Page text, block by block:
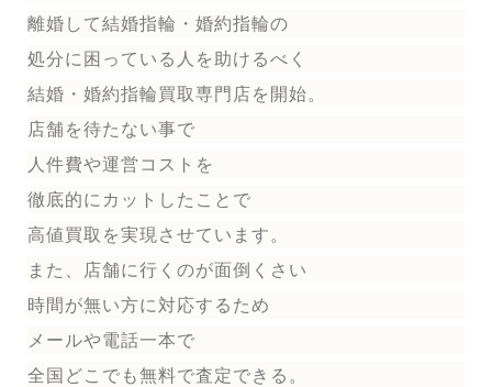
離婚して結婚指輪・婚約指輪の
処分に困っている人を助けるべく
結婚・婚約指輪買取専門店を開始。
店舗を待たない事で
人件費や運営コストを
徹底的にカットしたことで
高値買取を実現させています。
また、店舗に行くのが面倒くさい
時間が無い方に対応するため
メールや電話一本で
全国どこでも無料で査定できる。